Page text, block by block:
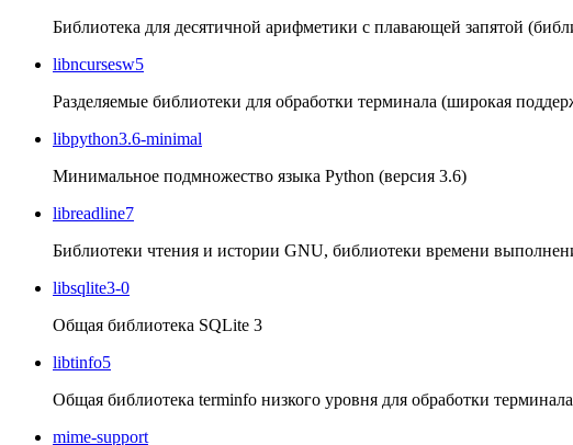
Библиотека для десятичной арифметики с плавающей запятой
libncursesw5
Разделяемые библиотеки для обработки терминала (широкая
libpython3.6-minimal
Минимальное подмножество языка Python (версия 3.6)
libreadline7
Библиотеки чтения и истории GNU, библиотеки времени
libsqlite3-0
Общая библиотека SQLite 3
libtinfo5
Общая библиотека terminfo низкого уровня для обработки терминала
mime-support